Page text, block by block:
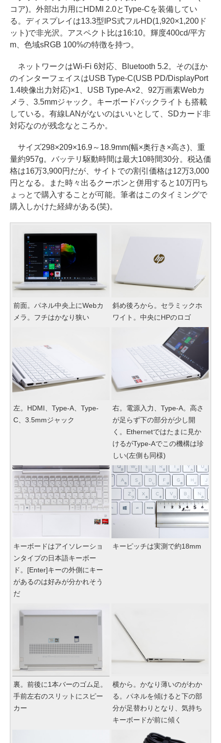
コア)。外部出力用にHDMI 2.0とType-Cを装備してい
る。ディスプレイは13.3型IPS式フルHD(1,920×1,200ド
ット)で非光沢。アスペクト比は16:10。輝度400cd/平方
m、色域sRGB 100%の特徴を持つ。
ネットワークはWi-Fi 6対応、Bluetooth 5.2。そのほか
のインターフェイスはUSB Type-C(USB PD/DisplayPort
1.4映像出力対応)×1、USB Type-A×2、92万画素Webカ
メラ、3.5mmジャック。キーボードバックライトも搭載
している。有線LANがないのはいいとして、SDカード非
対応なのが残念なところか。
サイズ298×209×16.9～18.9mm(幅×奥行き×高さ)、重
量約957g。バッテリ駆動時間は最大10時間30分。税込価
格は16万3,900円だが、サイトでの割引価格は12万3,000
円となる。また時々出るクーポンと併用すると10万円ち
ょっとで購入することが可能。筆者はこのタイミングで
購入しかけた経緯がある(笑)。
前面。パネル中央上にWebカ
メラ。フチはかなり狭い
斜め後ろから。セラミックホ
ワイト。中央にHPのロゴ
左。HDMI、Type-A、Type-
C、3.5mmジャック
右。電源入力、Type-A。高さ
が足らず下の部分が少し開
く。Ethernetではたまに見か
けるがType-Aでこの機構は珍
しい(左側も同様)
キーボードはアイソレーショ
ンタイプの日本語キーボー
ド。[Enter]キーの外側にキー
があるのは好みが分かれそう
だ
キーピッチは実測で約18mm
裏。前後に1本バーのゴム足。
手前左右のスリットにスピー
カー
横から。かなり薄いのがわか
る。パネルを傾けると下の部
分が足替わりとなり、気持ち
キーボードが前に傾く